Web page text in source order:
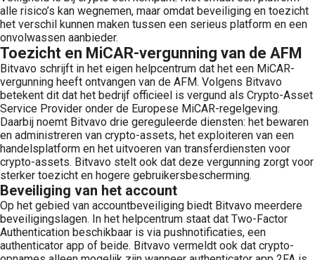
alle risico’s kan wegnemen, maar omdat beveiliging en toezicht
het verschil kunnen maken tussen een serieus platform en een
onvolwassen aanbieder.
Toezicht en MiCAR-vergunning van de AFM
Bitvavo schrijft in het eigen helpcentrum dat het een MiCAR-
vergunning heeft ontvangen van de AFM. Volgens Bitvavo
betekent dit dat het bedrijf officieel is vergund als Crypto-Asset
Service Provider onder de Europese MiCAR-regelgeving.
Daarbij noemt Bitvavo drie gereguleerde diensten: het bewaren
en administreren van crypto-assets, het exploiteren van een
handelsplatform en het uitvoeren van transferdiensten voor
crypto-assets. Bitvavo stelt ook dat deze vergunning zorgt voor
sterker toezicht en hogere gebruikersbescherming.
Beveiliging van het account
Op het gebied van accountbeveiliging biedt Bitvavo meerdere
beveiligingslagen. In het helpcentrum staat dat Two-Factor
Authentication beschikbaar is via pushnotificaties, een
authenticator app of beide. Bitvavo vermeldt ook dat crypto-